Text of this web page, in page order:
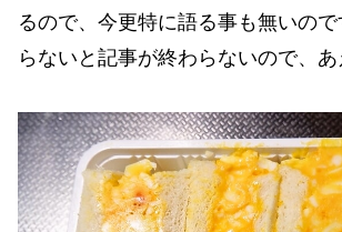
るので、今更特に語る事も無いの
らないと記事が終わらないので、あ